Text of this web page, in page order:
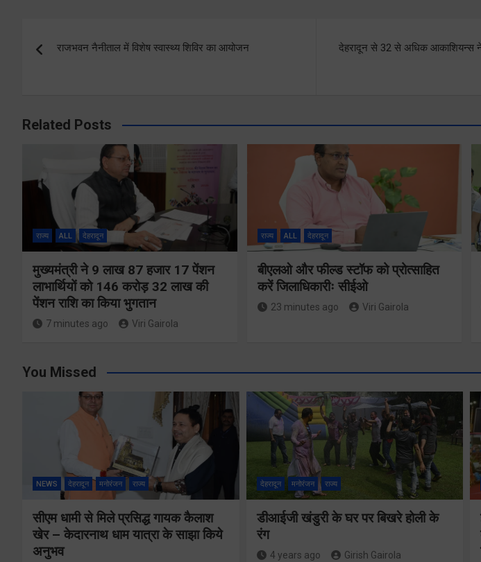
navigation
राजभवन नैनीताल में विशेष स्वास्थ्य शिविर का आयोजन
देहरादून से 32 से अधिक आकाशियन्स
Related Posts
राज्य ALL देहरादून
मुख्यमंत्री ने 9 लाख 87 हजार 17 पेंशन
लाभार्थियों को 146 करोड़ 32 लाख की
पेंशन राशि का किया भुगतान
7 minutes ago Viri Gairola
राज्य ALL देहरादून
बीएलओ और फील्ड स्टॉफ को प्रोत्साहित
करें जिलाधिकारीः सीईओ
23 minutes ago Viri Gairola
You Missed
NEWS देहरादून मनोरंजन राज्य
सीएम धामी से मिले प्रसिद्ध गायक कैलाश
खेर – केदारनाथ धाम यात्रा के साझा किये
अनुभव
देहरादून मनोरंजन राज्य
डीआईजी खंडुरी के घर पर बिखरे होली के
रंग
4 years ago Girish Gairola
भारतीय जनता
पार्टी बनीं
भ्रष्टाचारियों की
वॉशिंग मशीनः
खरगे